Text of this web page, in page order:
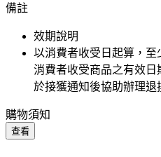
備註
效期說明
以消費者收受日起算，至
消費者收受商品之有效
於接獲通知後協助辦理退
購物須知
查看